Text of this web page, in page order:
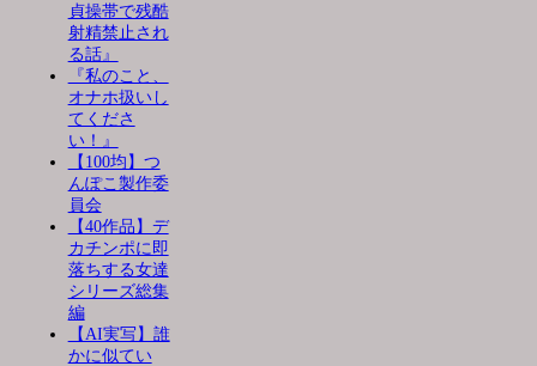
貞操帯で残酷
射精禁止され
る話』
『私のこと、
オナホ扱いし
てくださ
い！』
【100均】つ
んぽこ製作委
員会
【40作品】デ
カチンポに即
落ちする女達
シリーズ総集
編
【AI実写】誰
かに似てい